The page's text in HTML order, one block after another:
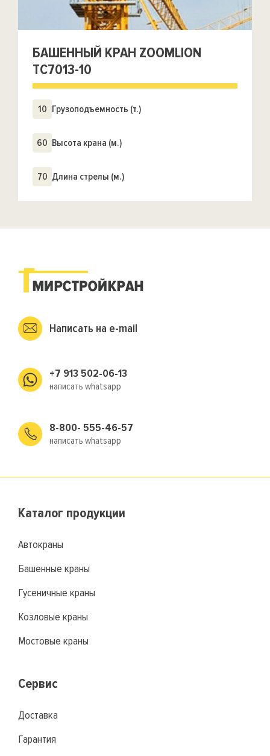
БАШЕННЫЙ КРАН ZOOMLION
TC7013-10
10 Грузоподъемность (т.)
60 Высота крана (м.)
70 Длина стрелы (м.)
Написать на e-mail
+7 913 502-06-13
написать whatsapp
8-800- 555-46-57
написать whatsapp
Каталог продукции
Автокраны
Башенные краны
Гусеничные краны
Козловые краны
Мостовые краны
Сервис
Доставка
Гарантия